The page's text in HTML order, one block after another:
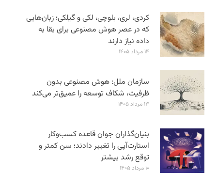
کردی، لری، بلوچی، لکی و گیلکی؛ زبان‌هایی
که در عصر هوش مصنوعی برای بقا به
داده نیاز دارند
۱۴ مرداد ۱۴۰۵
سازمان ملل: هوش مصنوعی بدون
ظرفیت، شکاف توسعه را عمیق‌تر می‌کند
۱۳ مرداد ۱۴۰۵
بنیان‌گذاران جوان قاعده کسب‌وکار
استارت‌آپی را تغییر دادند؛ سن‌ کمتر و
توقع رشد بیشتر
۱۰ مرداد ۱۴۰۵